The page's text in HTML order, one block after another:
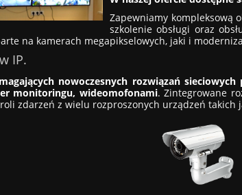
Zapewniamy kompleksową
szkolenie obsługi oraz
na kamerach megapikselowych, jaki i
IP.
nowoczesnych rozwiązań
monitoringu, wideomofonami. Zintegrowane
zdarzeń z wielu rozproszonych urządzeń takich